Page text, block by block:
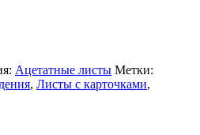
Ацетатные листы Метки:
, Листы с карточками,